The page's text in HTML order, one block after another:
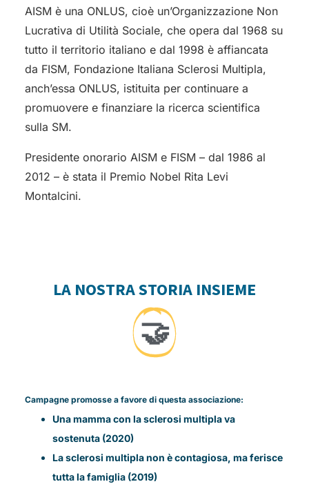
AISM è una ONLUS, cioè un’Organizzazione Non
Lucrativa di Utilità Sociale, che opera dal 1968 su
tutto il territorio italiano e dal 1998 è affiancata
da FISM, Fondazione Italiana Sclerosi Multipla,
anch’essa ONLUS, istituita per continuare a
promuovere e finanziare la ricerca scientifica
sulla SM.
Presidente onorario AISM e FISM – dal 1986 al
2012 – è stata il Premio Nobel Rita Levi
Montalcini.
LA NOSTRA STORIA INSIEME
🤝
Campagne promosse a favore di questa associazione:
Una mamma con la sclerosi multipla va
sostenuta (2020)
La sclerosi multipla non è contagiosa, ma ferisce
tutta la famiglia (2019)